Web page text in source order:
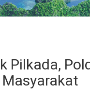
Pilkada,